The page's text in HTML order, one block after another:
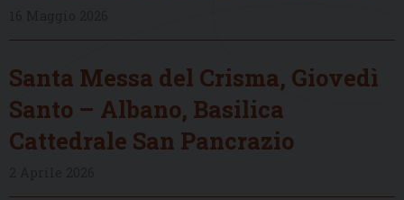
Santa Messa del Crisma, Giovedì
Santo – Albano, Basilica
Cattedrale San Pancrazio